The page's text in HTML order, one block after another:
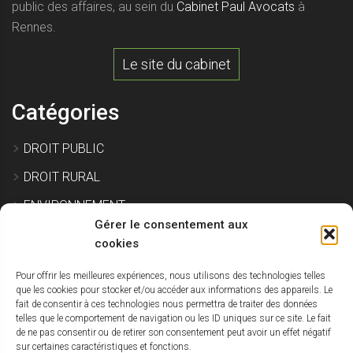
Gérer le consentement aux
cookies
Pour offrir les meilleures expériences, nous utilisons des technologies telles
que les cookies pour stocker et/ou accéder aux informations des appareils. Le
fait de consentir à ces technologies nous permettra de traiter des données
telles que le comportement de navigation ou les ID uniques sur ce site. Le fait
de ne pas consentir ou de retirer son consentement peut avoir un effet négatif
sur certaines caractéristiques et fonctions.
public des affaires, au sein du Cabinet Paul Avocats à
Rennes.
Le site du cabinet
Catégories
DROIT PUBLIC
DROIT RURAL
ENVIRONNEMENT
IMMOBILIER ET CONSTRUCTION
SITE POLLUÉ
URBANISME